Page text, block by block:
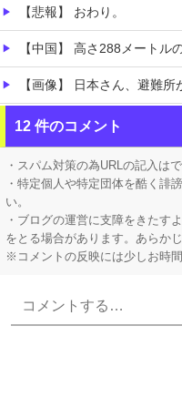
【悲報】 おわり。
【中国】 高さ288メートルのエレベーターで
【画像】 日本さん、避難
にじさんじで新人デビュー←ぼく「おいお
にじさんじ「緑仙」大炎上！上から目線で圧が強い返信「もうす
12 件のコメント
・スパム対策の為URLの記入はで
・特定個人や特定団体を酷く誹
い。
・ブログの運営に支障をきたす
をとる場合があります。あらか
※コメントの反映には少しお時